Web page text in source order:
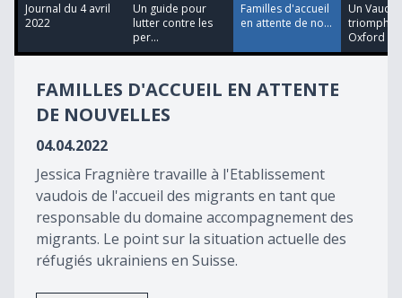
14
minutes,
seconds
Journal du 4 avril
2022
Un guide pour
lutter contre les
per...
Familles d'accueil
en attente de no...
Un
triomphe
Oxford
FAMILLES D'ACCUEIL EN ATTENTE
DE NOUVELLES
04.04.2022
Jessica Fragnière travaille à l'Etablissement
vaudois de l'accueil des migrants en tant que
responsable du domaine accompagnement des
migrants. Le point sur la situation actuelle des
réfugiés ukrainiens en Suisse.